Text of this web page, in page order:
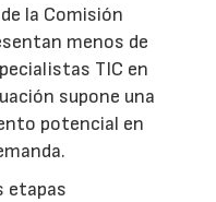
la Comisión
menos de
TIC en
supone una
potencial en
etapas